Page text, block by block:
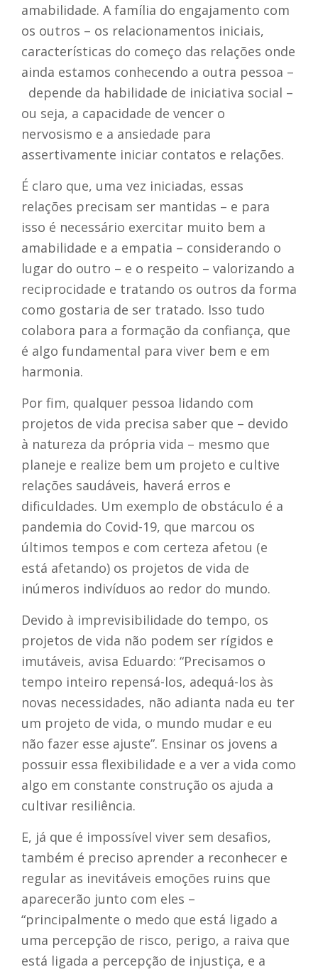
amabilidade. A família do engajamento com
os outros – os relacionamentos iniciais,
características do começo das relações onde
ainda estamos conhecendo a outra pessoa –
depende da habilidade de iniciativa social –
ou seja, a capacidade de vencer o
nervosismo e a ansiedade para
assertivamente iniciar contatos e relações.
É claro que, uma vez iniciadas, essas
relações precisam ser mantidas – e para
isso é necessário exercitar muito bem a
amabilidade e a empatia – considerando o
lugar do outro – e o respeito – valorizando a
reciprocidade e tratando os outros da forma
como gostaria de ser tratado. Isso tudo
colabora para a formação da confiança, que
é algo fundamental para viver bem e em
harmonia.
Por fim, qualquer pessoa lidando com
projetos de vida precisa saber que – devido
à natureza da própria vida – mesmo que
planeje e realize bem um projeto e cultive
relações saudáveis, haverá erros e
dificuldades. Um exemplo de obstáculo é a
pandemia do Covid-19, que marcou os
últimos tempos e com certeza afetou (e
está afetando) os projetos de vida de
inúmeros indivíduos ao redor do mundo.
Devido à imprevisibilidade do tempo, os
projetos de vida não podem ser rígidos e
imutáveis, avisa Eduardo: “Precisamos o
tempo inteiro repensá-los, adequá-los às
novas necessidades, não adianta nada eu ter
um projeto de vida, o mundo mudar e eu
não fazer esse ajuste”. Ensinar os jovens a
possuir essa flexibilidade e a ver a vida como
algo em constante construção os ajuda a
cultivar resiliência.
E, já que é impossível viver sem desafios,
também é preciso aprender a reconhecer e
regular as inevitáveis emoções ruins que
aparecerão junto com eles –
“principalmente o medo que está ligado a
uma percepção de risco, perigo, a raiva que
está ligada a percepção de injustiça, e a